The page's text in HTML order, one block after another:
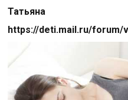
Татьяна
https://deti.mail.ru/forum/